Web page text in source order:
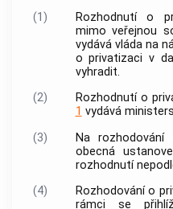
(1)
Rozhodnutí o
mimo veřejnou
vydává vláda na
o privatizaci v
vyhradit.
(2)
Rozhodnutí o
1 vydává
(3)
Na
obecná
rozhodnutí
(4)
Rozhodování o
rámci se